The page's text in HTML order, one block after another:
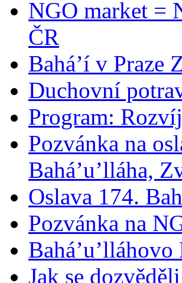
NGO market =
ČR
Bahá’í v Praze
Duchovní
Program:
Pozvánka na
Bahá’u’lláha,
Oslava 174.
Pozvánka na
Jak se